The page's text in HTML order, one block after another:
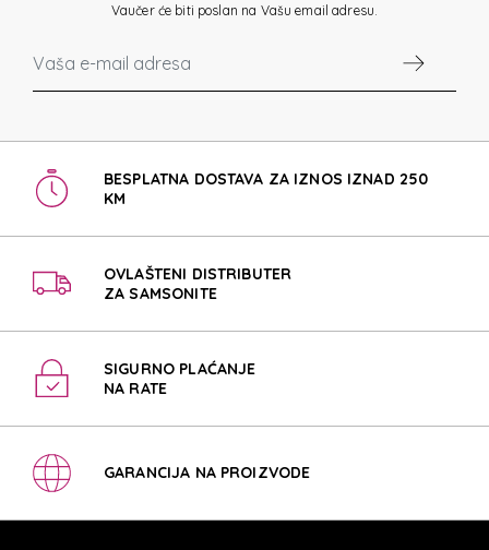
Vaučer će biti poslan na Vašu email adresu.
BESPLATNA DOSTAVA ZA IZNOS IZNAD 250
KM
OVLAŠTENI DISTRIBUTER
ZA SAMSONITE
SIGURNO PLAĆANJE
NA RATE
GARANCIJA NA PROIZVODE